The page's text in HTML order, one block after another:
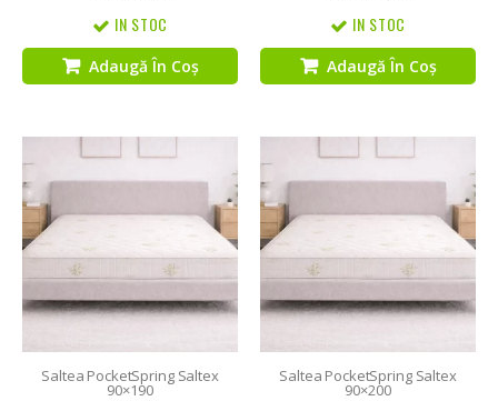
IN STOC
Adaugă În Coș
IN STOC
Adaugă În Coș
Saltea PocketSpring Saltex
90×190
Saltea PocketSpring Saltex
90×200